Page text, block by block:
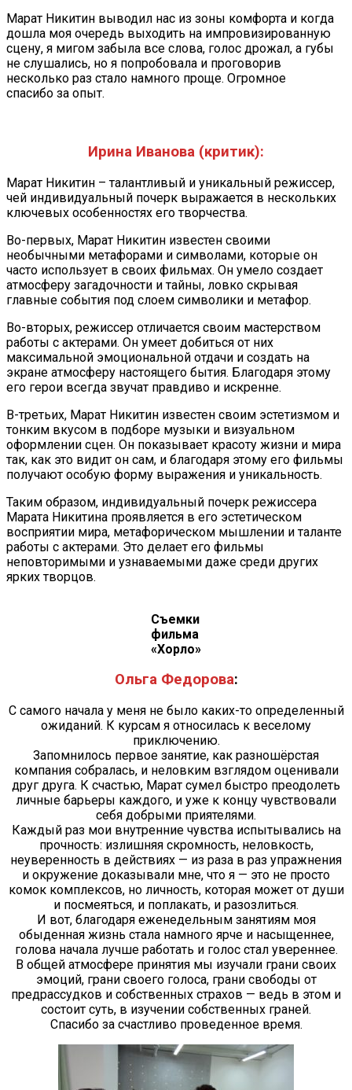
Марат Никитин выводил нас из зоны комфорта и когда
дошла моя очередь выходить на импровизированную
сцену, я мигом забыла все слова, голос дрожал, а губы
не слушались, но я попробовала и проговорив
несколько раз стало намного проще. Огромное
спасибо за опыт.
Ирина Иванова (критик):
Марат Никитин – талантливый и уникальный режиссер,
чей индивидуальный почерк выражается в нескольких
ключевых особенностях его творчества.
Во-первых, Марат Никитин известен своими
необычными метафорами и символами, которые он
часто использует в своих фильмах. Он умело создает
атмосферу загадочности и тайны, ловко скрывая
главные события под слоем символики и метафор.
Во-вторых, режиссер отличается своим мастерством
работы с актерами. Он умеет добиться от них
максимальной эмоциональной отдачи и создать на
экране атмосферу настоящего бытия. Благодаря этому
его герои всегда звучат правдиво и искренне.
В-третьих, Марат Никитин известен своим эстетизмом и
тонким вкусом в подборе музыки и визуальном
оформлении сцен. Он показывает красоту жизни и мира
так, как это видит он сам, и благодаря этому его фильмы
получают особую форму выражения и уникальность.
Таким образом, индивидуальный почерк режиссера
Марата Никитина проявляется в его эстетическом
восприятии мира, метафорическом мышлении и таланте
работы с актерами. Это делает его фильмы
неповторимыми и узнаваемыми даже среди других
ярких творцов.
Съемки
фильма
«Хорло»
Ольга Федорова:
С самого начала у меня не было каких-то определенный
ожиданий. К курсам я относилась к веселому
приключению.
Запомнилось первое занятие, как разношёрстая
компания собралась, и неловким взглядом оценивали
друг друга. К счастью, Марат сумел быстро преодолеть
личные барьеры каждого, и уже к концу чувствовали
себя добрыми приятелями.
Каждый раз мои внутренние чувства испытывались на
прочность: излишняя скромность, неловкость,
неуверенность в действиях — из раза в раз упражнения
и окружение доказывали мне, что я — это не просто
комок комплексов, но личность, которая может от души
и посмеяться, и поплакать, и разозлиться.
И вот, благодаря еженедельным занятиям моя
обыденная жизнь стала намного ярче и насыщеннее,
голова начала лучше работать и голос стал увереннее.
В общей атмосфере принятия мы изучали грани своих
эмоций, грани своего голоса, грани свободы от
предрассудков и собственных страхов — ведь в этом и
состоит суть, в изучении собственных граней.
Спасибо за счастливо проведенное время.